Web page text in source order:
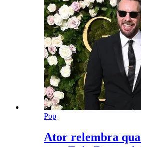
Pop
Ator relembra